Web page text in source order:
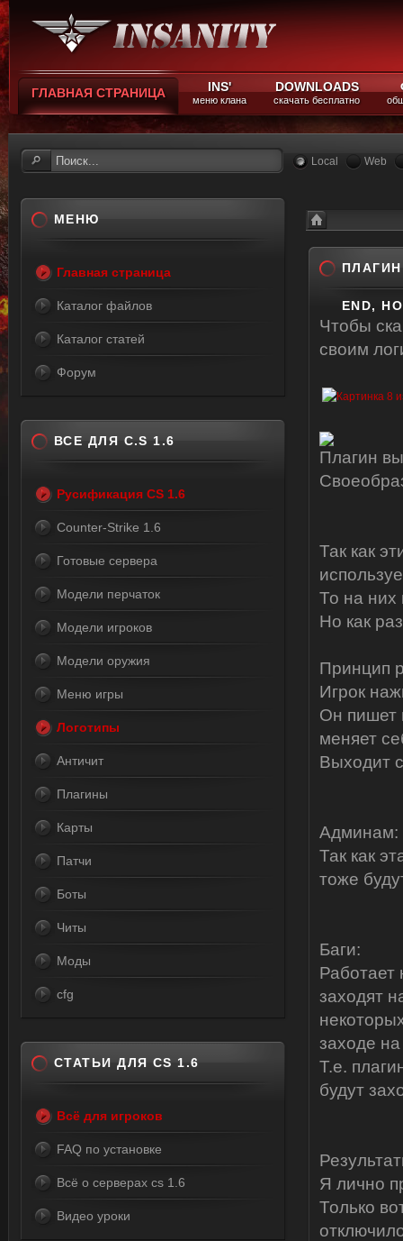
ГЛАВНАЯ СТРАНИЦА INS'
меню клана
DOWNLOADS
скачать бесплатно
Local Web
Плагин
END,
Чтобы
своим
Плагин
Так как
То на них
Но как
Принцип
Игрок
Он пишет
меняет
Выходит
Админам:
Так как
тоже
Баги:
Работает
заходят
заходе на
Т.е.
будут
Я лично
Только
МЕНЮ
Главная страница
Каталог файлов
Каталог статей
Форум
ВСЕ ДЛЯ C.S 1.6
Русификация CS 1.6
Counter-Strike 1.6
Готовые сервера
Модели перчаток
Модели игроков
Модели оружия
Меню игры
Логотипы
Античит
Плагины
Карты
Патчи
Боты
Читы
Моды
cfg
СТАТЬИ ДЛЯ CS 1.6
Всё для игроков
FAQ по установке
Всё о серверах cs 1.6
Видео уроки